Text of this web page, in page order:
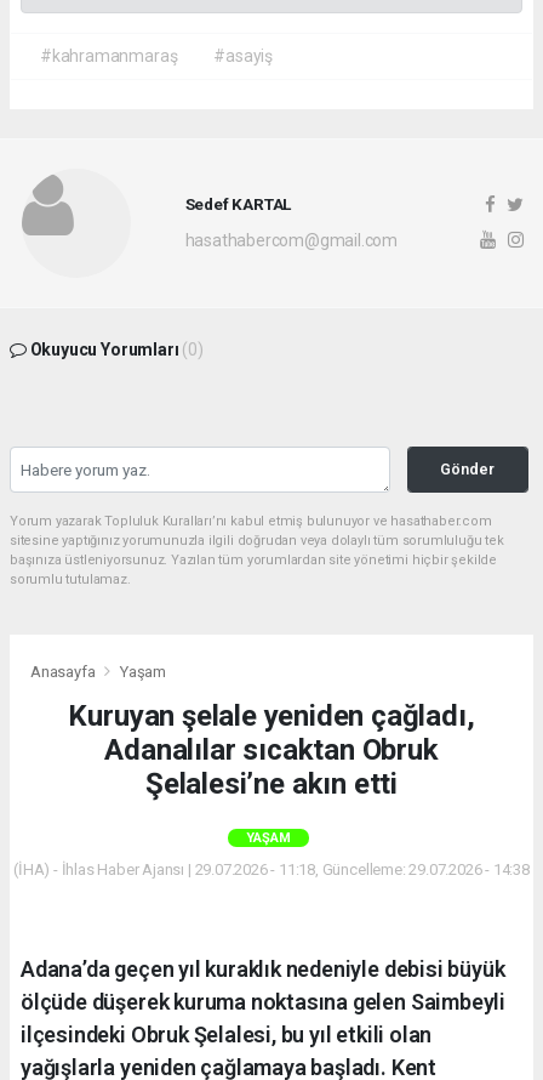
#kahramanmaraş #asayiş
Sedef KARTAL
hasathabercom@gmail.com
Okuyucu Yorumları (0)
Gönder
Yorum yazarak Topluluk Kuralları’nı kabul etmiş bulunuyor ve hasathaber.com
sitesine yaptığınız yorumunuzla ilgili doğrudan veya dolaylı tüm sorumluluğu tek
başınıza üstleniyorsunuz. Yazılan tüm yorumlardan site yönetimi hiçbir şekilde
sorumlu tutulamaz.
Anasayfa Yaşam
Kuruyan şelale yeniden çağladı,
Adanalılar sıcaktan Obruk
Şelalesi’ne akın etti
YAŞAM
(İHA) - İhlas Haber Ajansı | 29.07.2026 - 11:18, Güncelleme: 29.07.2026 - 14:38
Adana’da geçen yıl kuraklık nedeniyle debisi büyük
ölçüde düşerek kuruma noktasına gelen Saimbeyli
ilçesindeki Obruk Şelalesi, bu yıl etkili olan
yağışlarla yeniden çağlamaya başladı. Kent